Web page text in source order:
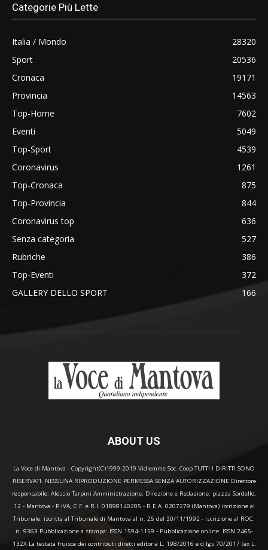
Categorie Più Lette
Italia / Mondo
28320
Sport
20536
Cronaca
19171
Provincia
14563
Top-Home
7602
Eventi
5049
Top-Sport
4539
Coronavirus
1261
Top-Cronaca
875
Top-Provincia
844
Coronavirus top
636
Senza categoria
527
Rubriche
386
Top-Eventi
372
GALLERY DELLO SPORT
166
ABOUT US
La Voce di Mantova - Copyright(C)1999-2019 Vidiemme Soc. Coop TUTTI I DIRITTI SONO
RISERVATI. NESSUNA RIPRODUZIONE PERMESSA SENZA AUTORIZZAZIONE Direttore
responsabile: Alessio Tarpini Amministrazione, Direzione e Redazione: piazza Sordello,
12 - Mantova - P.IVA, C.F. e R.I. 01898140205 - R.E.A. 0207279 (Mantova) iscrizione al
Tribunale: iscritta al Tribunale di Mantova al n. 25 del 30/11/1992 - iscrizione al ROC:
n. 9363 Pubblicazione a stampa: ISSN 1594-1159 - Pubblicazione online: ISSN 2465-
132X La testata fruisce dei contributi diretti editoria L. 198/2016 e d.lgs 70/2017 (ex L.